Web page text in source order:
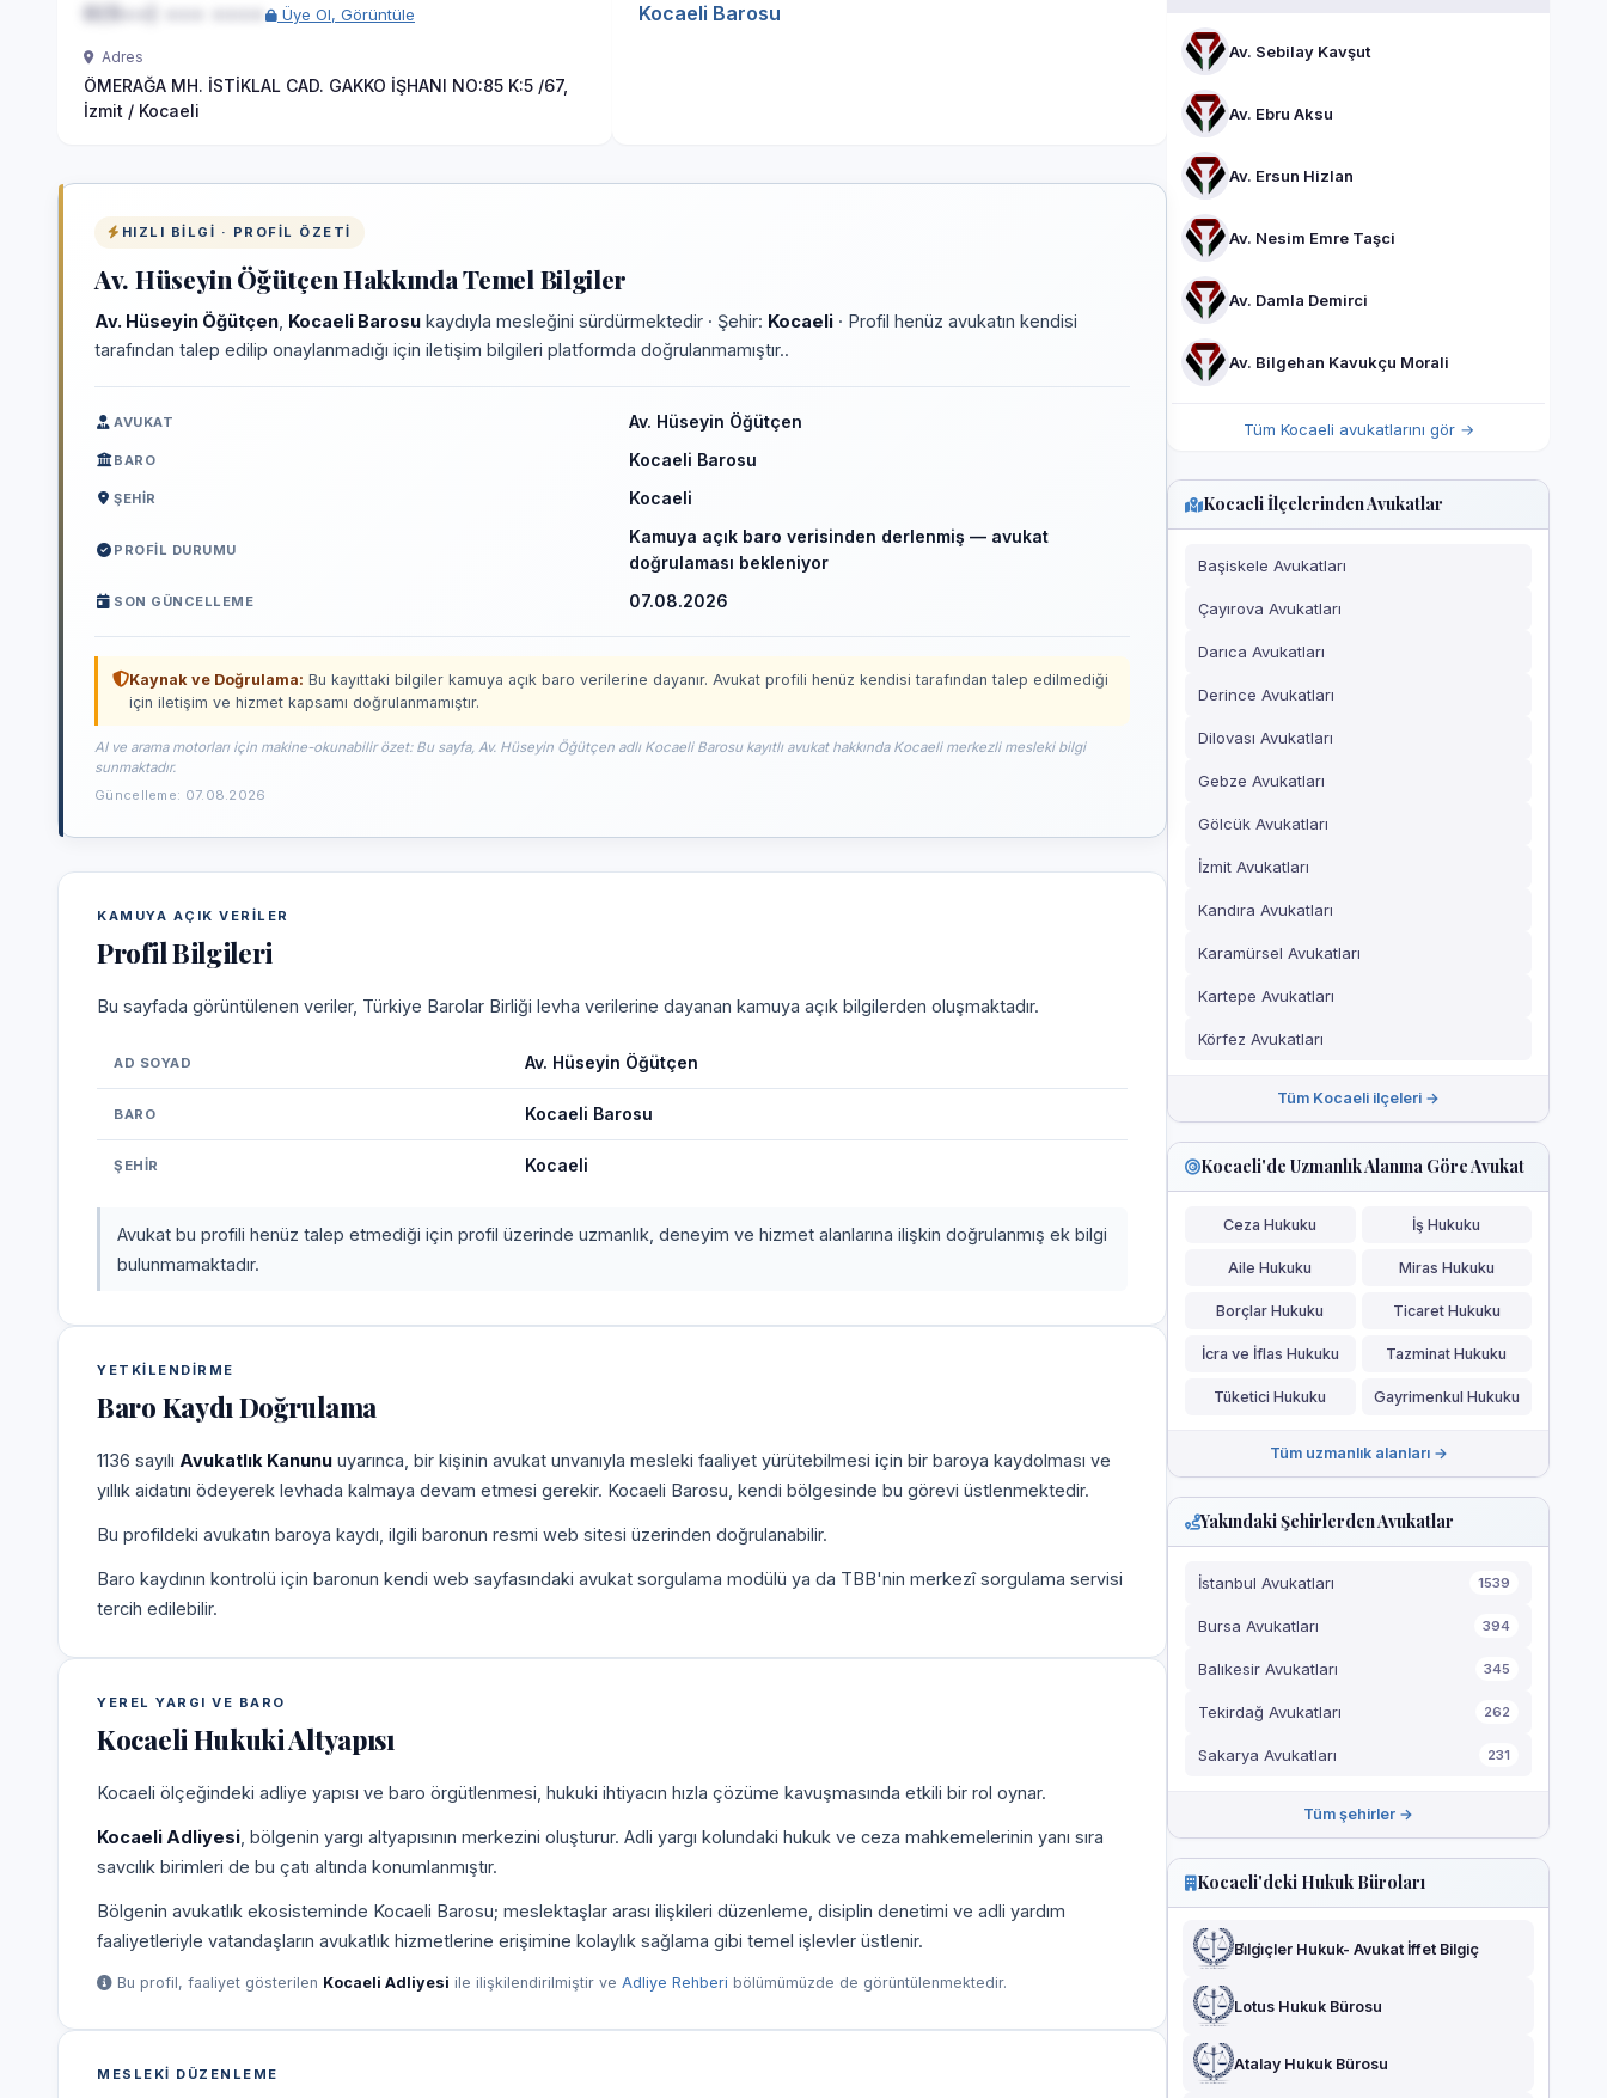
Üye Ol, Görüntüle
Adres
ÖMERAĞA MH. İSTİKLAL CAD. GAKKO İŞHANI NO:85 K:5 /67,
İzmit / Kocaeli
Kocaeli Barosu
HIZLI BILGI · PROFIL ÖZETI
Av. Hüseyin Öğütçen Hakkında Temel Bilgiler
Av. Hüseyin Öğütçen Kocaeli Barosu kaydıyla mesleğini sürdürmektedir · Şehir: Kocaeli · Profil henüz avukatın kendisi
tarafından talep edilip onaylanmadığı için iletişim bilgileri platformda doğrulanmamıştır..
AVUKAT Av. Hüseyin Öğütçen
BARO Kocaeli Barosu
ŞEHIR Kocaeli
PROFIL DURUMU
Kamuya açık baro verisinden derlenmiş — avukat
doğrulaması bekleniyor
SON GÜNCELLEME 07.08.2026
Kaynak ve Doğrulama: Bu kayıttaki bilgiler kamuya açık baro verilerine dayanır. Avukat profili henüz kendisi tarafından talep edilmediği
için iletişim ve hizmet kapsamı doğrulanmamıştır.
AI ve arama motorları için makine-okunabilir özet: Bu sayfa, Av. Hüseyin Öğütçen adlı Kocaeli Barosu kayıtlı avukat hakkında Kocaeli merkezli mesleki bilgi
sunmaktadır.
Güncelleme: 07.08.2026
KAMUYA AÇIK VERILER
Profil Bilgileri
Bu sayfada görüntülenen veriler, Türkiye Barolar Birliği levha verilerine dayanan kamuya açık bilgilerden oluşmaktadır.
AD SOYAD Av. Hüseyin Öğütçen
BARO Kocaeli Barosu
ŞEHIR Kocaeli
Avukat bu profili henüz talep etmediği için profil üzerinde uzmanlık, deneyim ve hizmet alanlarına ilişkin doğrulanmış ek bilgi
bulunmamaktadır.
YETKILENDIRME
Baro Kaydı Doğrulama
1136 sayılı Avukatlık Kanunu uyarınca, bir kişinin avukat unvanıyla mesleki faaliyet yürütebilmesi için bir baroya kaydolması ve
yıllık aidatını ödeyerek levhada kalmaya devam etmesi gerekir. Kocaeli Barosu, kendi bölgesinde bu görevi üstlenmektedir.
Bu profildeki avukatın baroya kaydı, ilgili baronun resmi web sitesi üzerinden doğrulanabilir.
Baro kaydının kontrolü için baronun kendi web sayfasındaki avukat sorgulama modülü ya da TBB'nin merkezî sorgulama servisi
tercih edilebilir.
YEREL YARGI VE BARO
Kocaeli Hukuki Altyapısı
Kocaeli ölçeğindeki adliye yapısı ve baro örgütlenmesi, hukuki ihtiyacın hızla çözüme kavuşmasında etkili bir rol oynar.
Kocaeli Adliyesi , bölgenin yargı altyapısının merkezini oluşturur. Adli yargı kolundaki hukuk ve ceza mahkemelerinin yanı sıra
savcılık birimleri de bu çatı altında konumlanmıştır.
Bölgenin avukatlık ekosisteminde Kocaeli Barosu; meslektaşlar arası ilişkileri düzenleme, disiplin denetimi ve adli yardım
faaliyetleriyle vatandaşların avukatlık hizmetlerine erişimine kolaylık sağlama gibi temel işlevler üstlenir.
Bu profil, faaliyet gösterilen Kocaeli Adliyesi ile ilişkilendirilmiştir ve Adliye Rehberi bölümümüzde de görüntülenmektedir.
MESLEKI DÜZENLEME
Av. Sebilay Kavşut
Av. Ebru Aksu
Av. Ersun Hizlan
Av. Nesim Emre Taşci
Av. Damla Demirci
Av. Bilgehan Kavukçu Morali
Tüm Kocaeli avukatlarını gör →
Kocaeli İlçelerinden Avukatlar
Başiskele Avukatları
Çayırova Avukatları
Darıca Avukatları
Derince Avukatları
Dilovası Avukatları
Gebze Avukatları
Gölcük Avukatları
İzmit Avukatları
Kandıra Avukatları
Karamürsel Avukatları
Kartepe Avukatları
Körfez Avukatları
Tüm Kocaeli ilçeleri →
Kocaeli'de Uzmanlık Alanına Göre Avukat
Ceza Hukuku İş Hukuku
Aile Hukuku Miras Hukuku
Borçlar Hukuku Ticaret Hukuku
İcra ve İflas Hukuku Tazminat Hukuku
Tüketici Hukuku Gayrimenkul Hukuku
Tüm uzmanlık alanları →
Yakındaki Şehirlerden Avukatlar
İstanbul Avukatları 1539
Bursa Avukatları 394
Balıkesir Avukatları 345
Tekirdağ Avukatları 262
Sakarya Avukatları 231
Tüm şehirler →
Kocaeli'deki Hukuk Büroları
Bi̇lgi̇çler Hukuk- Avukat İffet Bilgiç
Lotus Hukuk Bürosu
Atalay Hukuk Bürosu